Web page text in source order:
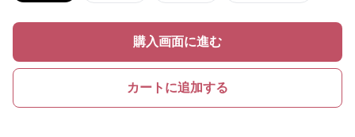
購入画面に進む
カートに追加する